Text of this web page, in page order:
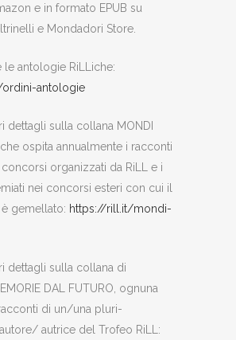
e in formato EPUB su
e Mondadori Store.
le antologie RiLLiche:
antologie
dettagli sulla collana MONDI
che ospita annualmente i racconti
organizzati da RiLL e i
nei concorsi esteri con cui il
gemellato: https://rill.it/mondi-
dettagli sulla collana di
DAL FUTURO, ognuna
di un/una pluri-
autrice del Trofeo RiLL: